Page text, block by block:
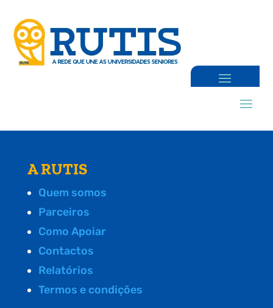
A RUTIS
Quem somos
Parceiros
Como Apoiar
Contactos
Relatórios
Termos e condições